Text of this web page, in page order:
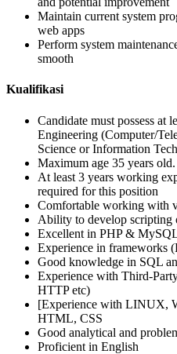
Maintain current system
web apps
Perform system
smooth
Kualifikasi
Candidate must possess at
Engineering (Computer/
Science or Information
Maximum age 35 years old.
At least 3 years working
required for this position
Comfortable working with
Ability to develop scripting
Excellent in PHP &
Experience in frameworks
Good knowledge in SQL
Experience with Third-
HTTP etc)
[Experience with LINUX,
HTML, CSS
Good analytical and
Proficient in English